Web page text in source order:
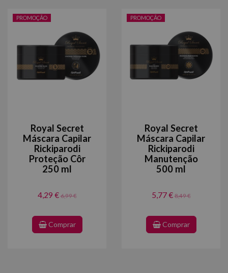
PROMOÇÃO
Royal Secret
Máscara Capilar
Rickiparodi
Proteção Côr
250 ml
4,29 €6,99 €
Comprar
PROMOÇÃO
Royal Secret
Máscara Capilar
Rickiparodi
Manutenção
500 ml
5,77 €8,49 €
Comprar